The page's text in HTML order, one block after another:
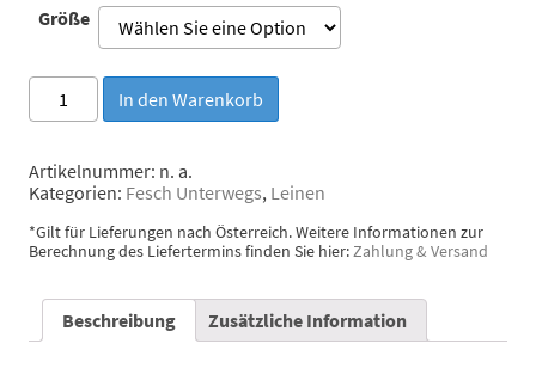
Größe
Brott
Hundeleine
Textura
Menge
In den Warenkorb
Artikelnummer: n. a.
Kategorien: Fesch Unterwegs, Leinen
*Gilt für Lieferungen nach Österreich. Weitere Informationen zur
Berechnung des Liefertermins finden Sie hier:Zahlung & Versand
Beschreibung Zusätzliche Information